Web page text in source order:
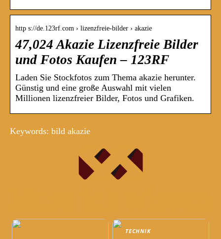
http s://de.123rf.com › lizenzfreie-bilder › akazie
47,024 Akazie Lizenzfreie Bilder
und Fotos Kaufen – 123RF
Laden Sie Stockfotos zum Thema akazie herunter.
Günstig und eine große Auswahl mit vielen
Millionen lizenzfreier Bilder, Fotos und Grafiken.
Keywords: bild akazie
TECHNIK